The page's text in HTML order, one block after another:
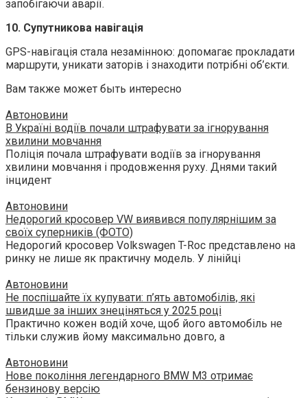
запобігаючи аварії.
10. Супутникова навігація
GPS-навігація стала незамінною: допомагає прокладати
маршрути, уникати заторів і знаходити потрібні об’єкти.
Вам также может быть интересно
Автоновини
В Україні водіїв почали штрафувати за ігнорування
хвилини мовчання
Поліція почала штрафувати водіїв за ігнорування
хвилини мовчання і продовження руху. Днями такий
інцидент
Автоновини
Недорогий кросовер VW виявився популярнішим за
своїх суперників (ФОТО)
Недорогий кросовер Volkswagen T-Roc представлено на
ринку не лише як практичну модель. У лінійці
Автоновини
Не поспішайте їх купувати: п’ять автомобілів, які
швидше за інших знеціняться у 2025 році
Практично кожен водій хоче, щоб його автомобіль не
тільки служив йому максимально довго, а
Автоновини
Нове покоління легендарного BMW M3 отримає
бензинову версію